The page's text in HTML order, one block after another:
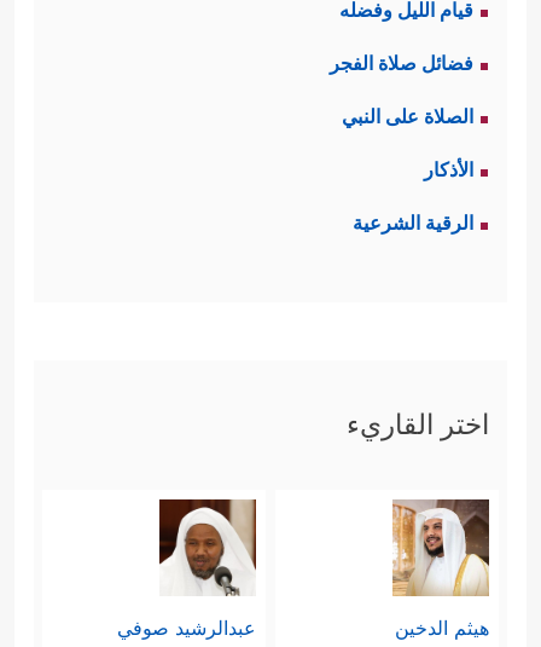
قيام الليل وفضله
فضائل صلاة الفجر
الصلاة على النبي
الأذكار
الرقية الشرعية
اختر القاريء
هيثم الدخين عبدالرشيد صوفي